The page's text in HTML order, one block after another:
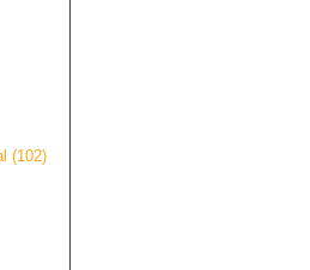
l (102)